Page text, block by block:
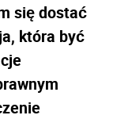
się dostać
która być